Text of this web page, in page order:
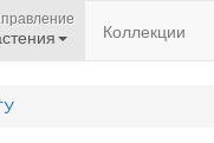
Коллекции